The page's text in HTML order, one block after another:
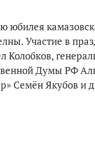
Участие в
Думы РФ
Семён Якубов и